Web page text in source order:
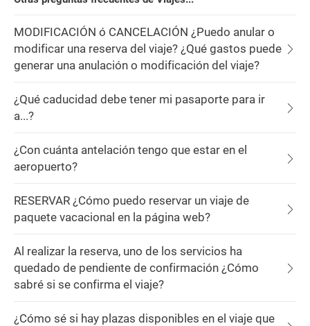
MODIFICACIÓN ó CANCELACIÓN ¿Puedo anular o
modificar una reserva del viaje? ¿Qué gastos puede
generar una anulación o modificación del viaje?
¿Qué caducidad debe tener mi pasaporte para ir
a...?
¿Con cuánta antelación tengo que estar en el
aeropuerto?
RESERVAR ¿Cómo puedo reservar un viaje de
paquete vacacional en la página web?
Al realizar la reserva, uno de los servicios ha
quedado de pendiente de confirmación ¿Cómo
sabré si se confirma el viaje?
¿Cómo sé si hay plazas disponibles en el viaje que